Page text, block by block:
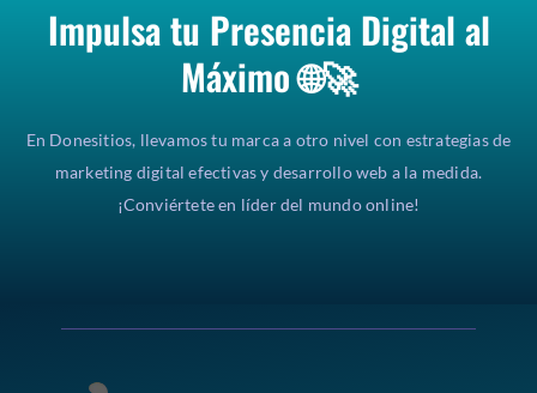
Impulsa tu Presencia Digital al
Máximo 🌐🚀
En Donesitios, llevamos tu marca a otro nivel con estrategias de
marketing digital efectivas y desarrollo web a la medida.
¡Conviértete en líder del mundo online!